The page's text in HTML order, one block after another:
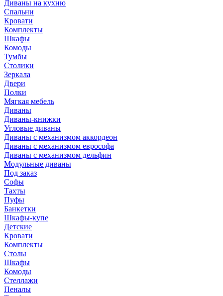
Диваны на кухню
Спальни
Кровати
Комплекты
Шкафы
Комоды
Тумбы
Столики
Зеркала
Двери
Полки
Мягкая мебель
Диваны
Диваны-книжки
Угловые диваны
Диваны с механизмом аккордеон
Диваны с механизмом еврософа
Диваны с механизмом дельфин
Модульные диваны
Под заказ
Софы
Тахты
Пуфы
Банкетки
Шкафы-купе
Детские
Кровати
Комплекты
Столы
Шкафы
Комоды
Стеллажи
Пеналы